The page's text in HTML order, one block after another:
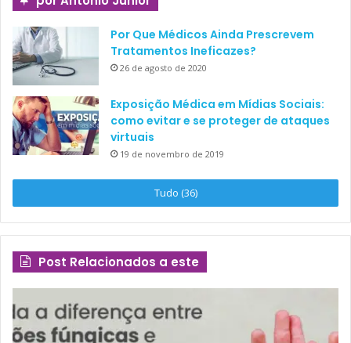
Por Que Médicos Ainda Prescrevem
Tratamentos Ineficazes?
26 de agosto de 2020
Exposição Médica em Mídias Sociais:
como evitar e se proteger de ataques
virtuais
19 de novembro de 2019
Tudo (36)
Post Relacionados a este